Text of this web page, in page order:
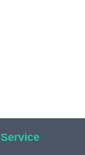
Service